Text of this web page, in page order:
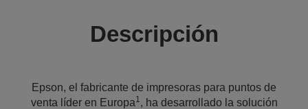
Descripción
Epson, el fabricante de impresoras para puntos de
venta líder en Europa1, ha desarrollado la solución